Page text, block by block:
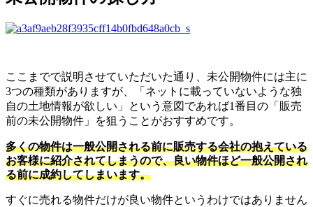
ここまでで説明させていただいた通り、未公開物件には主に
3つの種類がありますが、「ネットに載っていないような独
自の土地情報が欲しい」という意図であれば1番目の「販売
前の未公開物件」を狙うことがおすすめです。
多くの物件は一般公開される前に販売する会社の抱えている
お客様に紹介されてしまうので、良い物件ほど一般公開され
る前に成約してしまいます。
すぐに売れる物件だけが良い物件というわけではありません